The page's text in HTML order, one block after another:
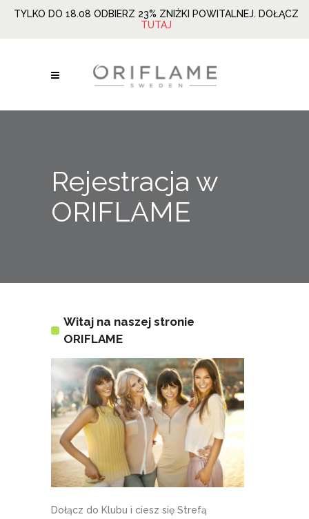
TYLKO DO 18.08 ODBIERZ 23% ZNIŻKI POWITALNEJ. DOŁĄCZ
TUTAJ
Rejestracja w
ORIFLAME
Witaj na naszej stronie
ORIFLAME
Dołącz do Klubu i ciesz się Strefą